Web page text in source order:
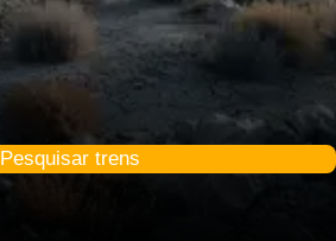
Pesquisar trens